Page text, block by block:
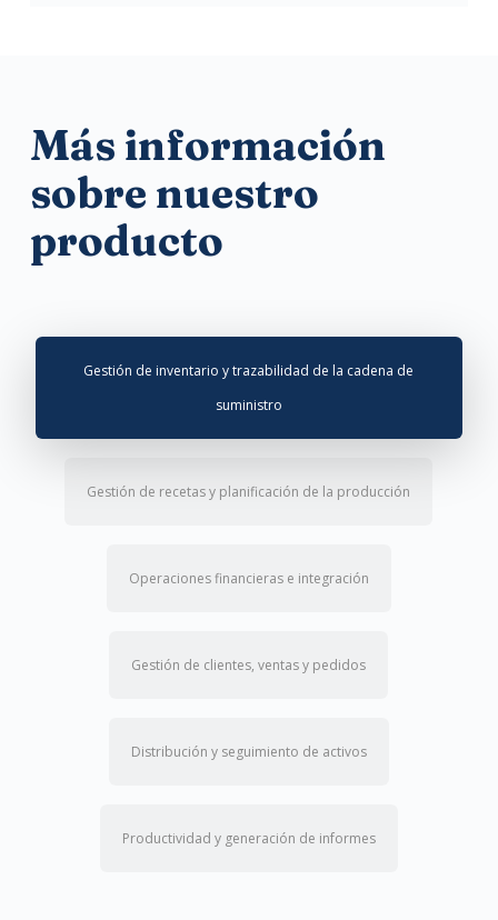
Más información
sobre nuestro
producto
Gestión de inventario y trazabilidad de la cadena de
suministro
Gestión de recetas y planificación de la producción
Operaciones financieras e integración
Gestión de clientes, ventas y pedidos
Distribución y seguimiento de activos
Productividad y generación de informes